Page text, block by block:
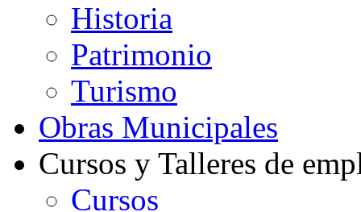
Historia
Patrimonio
Turismo
Obras Municipales
Cursos y Talleres de
Cursos